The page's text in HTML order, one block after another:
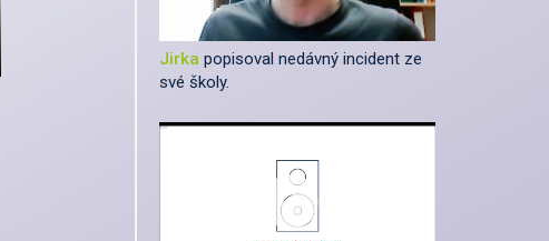
Jirka popisoval nedávný incident ze
své školy.